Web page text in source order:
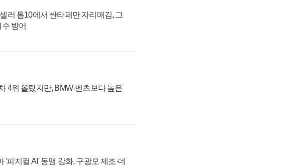
러 톱10에서 싼타페만 자리매김, 그
방어
4위 올랐지만, BMW·벤츠보다 높은
피지컬 AI' 동맹 강화, 구광모 제조·데